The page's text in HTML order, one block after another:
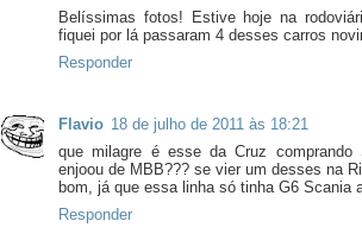
Belíssimas fotos! Estive hoje na
fiquei por lá passaram 4 desses carros
Responder
Flavio 18 de julho de 2011 às 18:21
que milagre é esse da Cruz comprando
enjoou de MBB??? se vier um desses na
bom, já que essa linha só tinha G6 Scania
Responder